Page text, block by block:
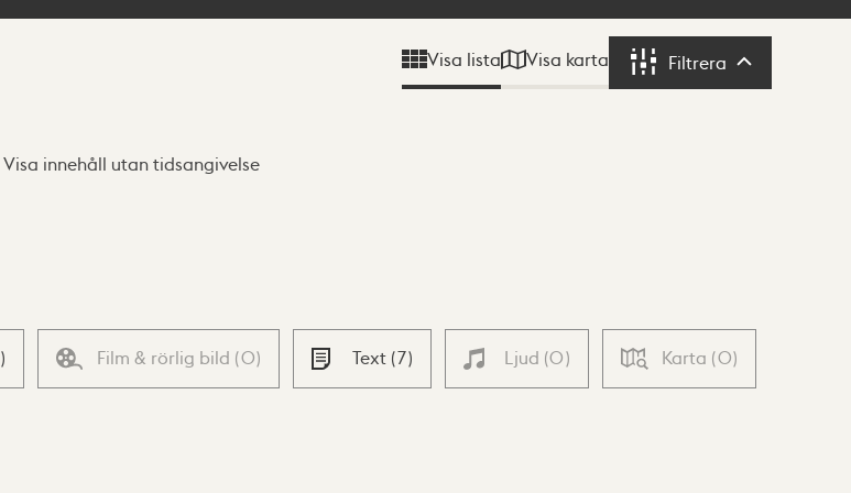
Visa lista Visa karta Filtrera Filtrera
Visa innehåll utan tidsangivelse
) Film & rörlig bild (0) Text (7) Ljud (0) Karta (0)